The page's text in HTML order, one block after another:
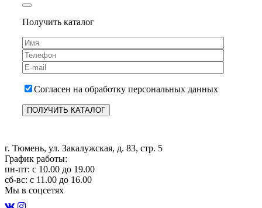
Получить каталог
Согласен на обработку персональных данных
г. Тюмень, ул. Закалужская, д. 83, стр. 5
График работы:
пн-пт: с 10.00 до 19.00
сб-вс: с 11.00 до 16.00
Мы в соцсетях